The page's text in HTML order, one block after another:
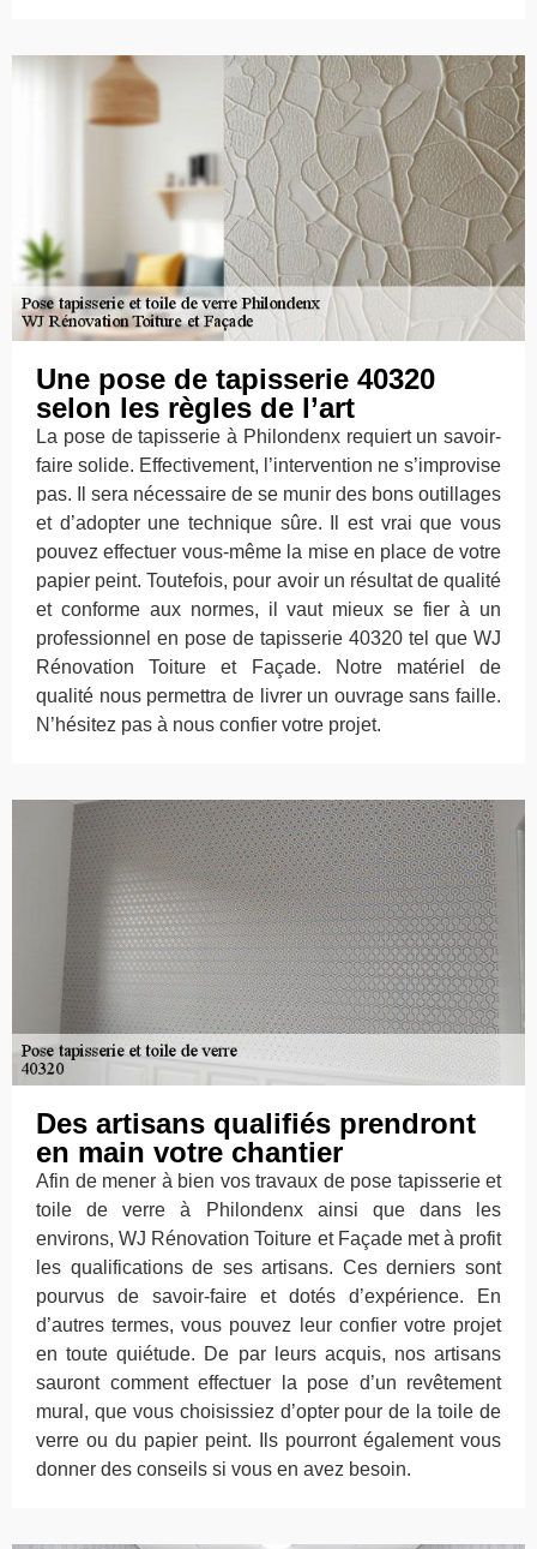
Une pose de tapisserie 40320
selon les règles de l’art
La pose de tapisserie à Philondenx requiert un savoir-
faire solide. Effectivement, l’intervention ne s’improvise
pas. Il sera nécessaire de se munir des bons outillages
et d’adopter une technique sûre. Il est vrai que vous
pouvez effectuer vous-même la mise en place de votre
papier peint. Toutefois, pour avoir un résultat de qualité
et conforme aux normes, il vaut mieux se fier à un
professionnel en pose de tapisserie 40320 tel que WJ
Rénovation Toiture et Façade. Notre matériel de
qualité nous permettra de livrer un ouvrage sans faille.
N’hésitez pas à nous confier votre projet.
Des artisans qualifiés prendront
en main votre chantier
Afin de mener à bien vos travaux de pose tapisserie et
toile de verre à Philondenx ainsi que dans les
environs, WJ Rénovation Toiture et Façade met à profit
les qualifications de ses artisans. Ces derniers sont
pourvus de savoir-faire et dotés d’expérience. En
d’autres termes, vous pouvez leur confier votre projet
en toute quiétude. De par leurs acquis, nos artisans
sauront comment effectuer la pose d’un revêtement
mural, que vous choisissiez d’opter pour de la toile de
verre ou du papier peint. Ils pourront également vous
donner des conseils si vous en avez besoin.